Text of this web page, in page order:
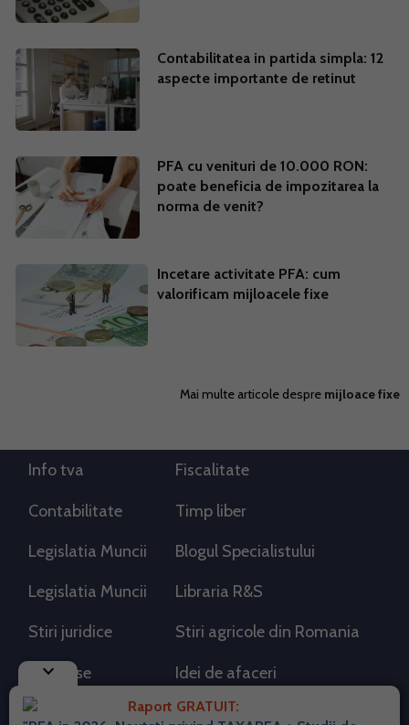
Contabilitatea in partida simpla: 12
aspecte importante de retinut
PFA cu venituri de 10.000 RON:
poate beneficia de impozitarea la
norma de venit?
Incetare activitate PFA: cum
valorificam mijloacele fixe
Mai multe articole despre mijloace fixe
keyboard_arrow_down
Raport GRATUIT:
Info tva Fiscalitate
Contabilitate Timp liber
Legislatia Muncii Blogul Specialistului
Legislatia Muncii Libraria R&S
Stiri juridice Stiri agricole din Romania
AdSense Idei de afaceri